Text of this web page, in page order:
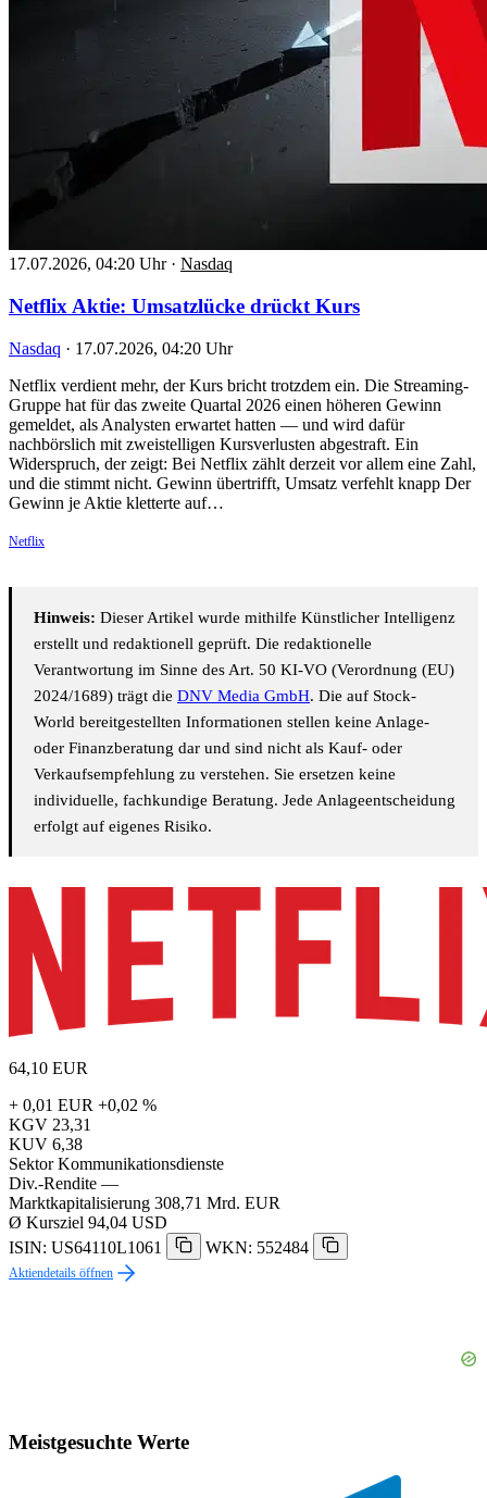
17.07.2026, 04:20 Uhr · Nasdaq
Netflix Aktie: Umsatzlücke drückt Kurs
Nasdaq · 17.07.2026, 04:20 Uhr
Netflix verdient mehr, der Kurs bricht trotzdem ein. Die Streaming-
Gruppe hat für das zweite Quartal 2026 einen höheren Gewinn
gemeldet, als Analysten erwartet hatten — und wird dafür
nachbörslich mit zweistelligen Kursverlusten abgestraft. Ein
Widerspruch, der zeigt: Bei Netflix zählt derzeit vor allem eine Zahl,
und die stimmt nicht. Gewinn übertrifft, Umsatz verfehlt knapp Der
Gewinn je Aktie kletterte auf…
Netflix
Hinweis: Dieser Artikel wurde mithilfe Künstlicher Intelligenz
erstellt und redaktionell geprüft. Die redaktionelle
Verantwortung im Sinne des Art. 50 KI-VO (Verordnung (EU)
2024/1689) trägt die DNV Media GmbH. Die auf Stock-
World bereitgestellten Informationen stellen keine Anlage-
oder Finanzberatung dar und sind nicht als Kauf- oder
Verkaufsempfehlung zu verstehen. Sie ersetzen keine
individuelle, fachkundige Beratung. Jede Anlageentscheidung
erfolgt auf eigenes Risiko.
64,10 EUR
+ 0,01 EUR +0,02 %
KGV 23,31
KUV 6,38
Sektor Kommunikationsdienste
Div.-Rendite —
Marktkapitalisierung 308,71 Mrd. EUR
Ø Kursziel 94,04 USD
ISIN: US64110L1061
WKN: 552484
Aktiendetails öffnen
Meistgesuchte Werte